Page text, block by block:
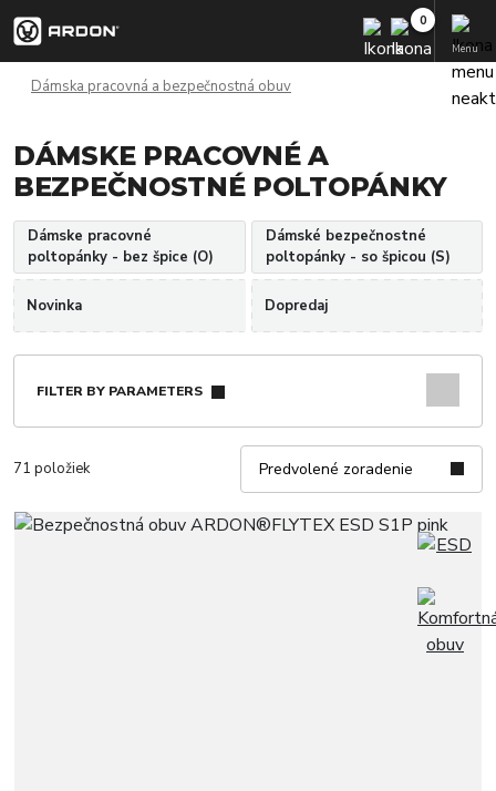
Menu
Dámska pracovná a bezpečnostná obuv
DÁMSKE PRACOVNÉ A
BEZPEČNOSTNÉ POLTOPÁNKY
Dámske pracovné
poltopánky - bez špice (O)
Dámské bezpečnostné
poltopánky - so špicou (S)
Novinka Dopredaj
FILTER BY PARAMETERS
71 položiek Predvolené zoradenie